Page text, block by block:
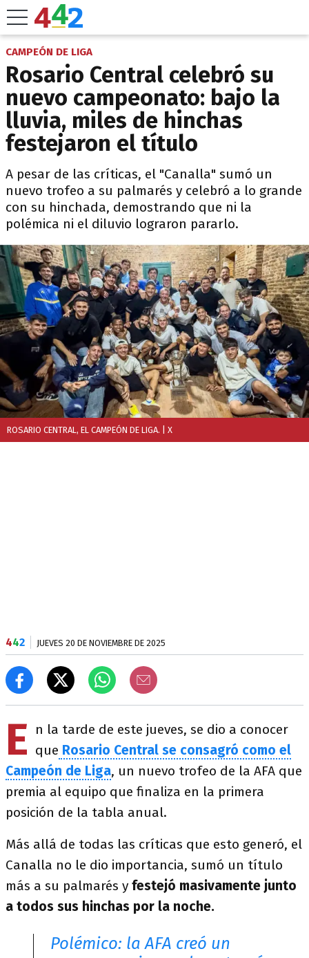
CAMPEÓN DE LIGA
Rosario Central celebró su
nuevo campeonato: bajo la
lluvia, miles de hinchas
festejaron el título
A pesar de las críticas, el "Canalla" sumó un
nuevo trofeo a su palmarés y celebró a lo grande
con su hinchada, demostrando que ni la
polémica ni el diluvio lograron pararlo.
ROSARIO CENTRAL, EL CAMPEÓN DE LIGA. | X
442 JUEVES 20 DE NOVIEMBRE DE 2025
E
n la tarde de este jueves, se dio a conocer
que Rosario Central se consagró como el
Campeón de Liga, un nuevo trofeo de la AFA que
premia al equipo que finaliza en la primera
posición de la tabla anual.
Más allá de todas las críticas que esto generó, el
Canalla no le dio importancia, sumó un título
más a su palmarés y festejó masivamente junto
a todos sus hinchas por la noche.
Polémico: la AFA creó un